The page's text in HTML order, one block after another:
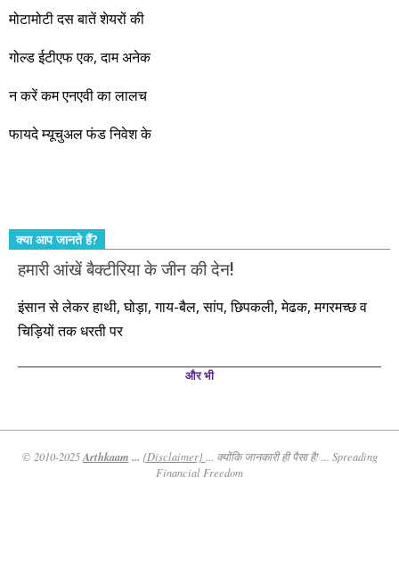
जबरदस्त प्रगति के साल होने जा रहे हैं। इस दौरान एक साल में दोगुना ही
आएंगे। दूसरे आपको बस उल्लू बनाएंगे। केवल हम ही हैं जो पूरी ईमानदारी
और सत्यनिष्ठा से आपके लिए निवेश के हर रविवार को शानदार मौके लेकर
कर्महीन नर पावत नाहीं। आपके हिस्से का कुछ कर्म हम कर दे रहे हैं। बाकी
मोटामोटी दस बातें शेयरों की
गोल्ड ईटीएफ एक, दाम अनेक
न करें कम एनएवी का लालच
फायदे म्यूचुअल फंड निवेश के
क्या आप जानते हैं?
हमारी आंखें बैक्टीरिया के जीन की देन!
इंसान से लेकर हाथी, घोड़ा, गाय-बैल, सांप, छिपकली, मेढक, मगरमच्छ व
चिड़ियों तक धरती पर
और भी
© 2010-2025Arthkaam ... {Disclaimer}
... क्योंकि जानकारी ही पैसा है! ... Spreading
Financial Freedom